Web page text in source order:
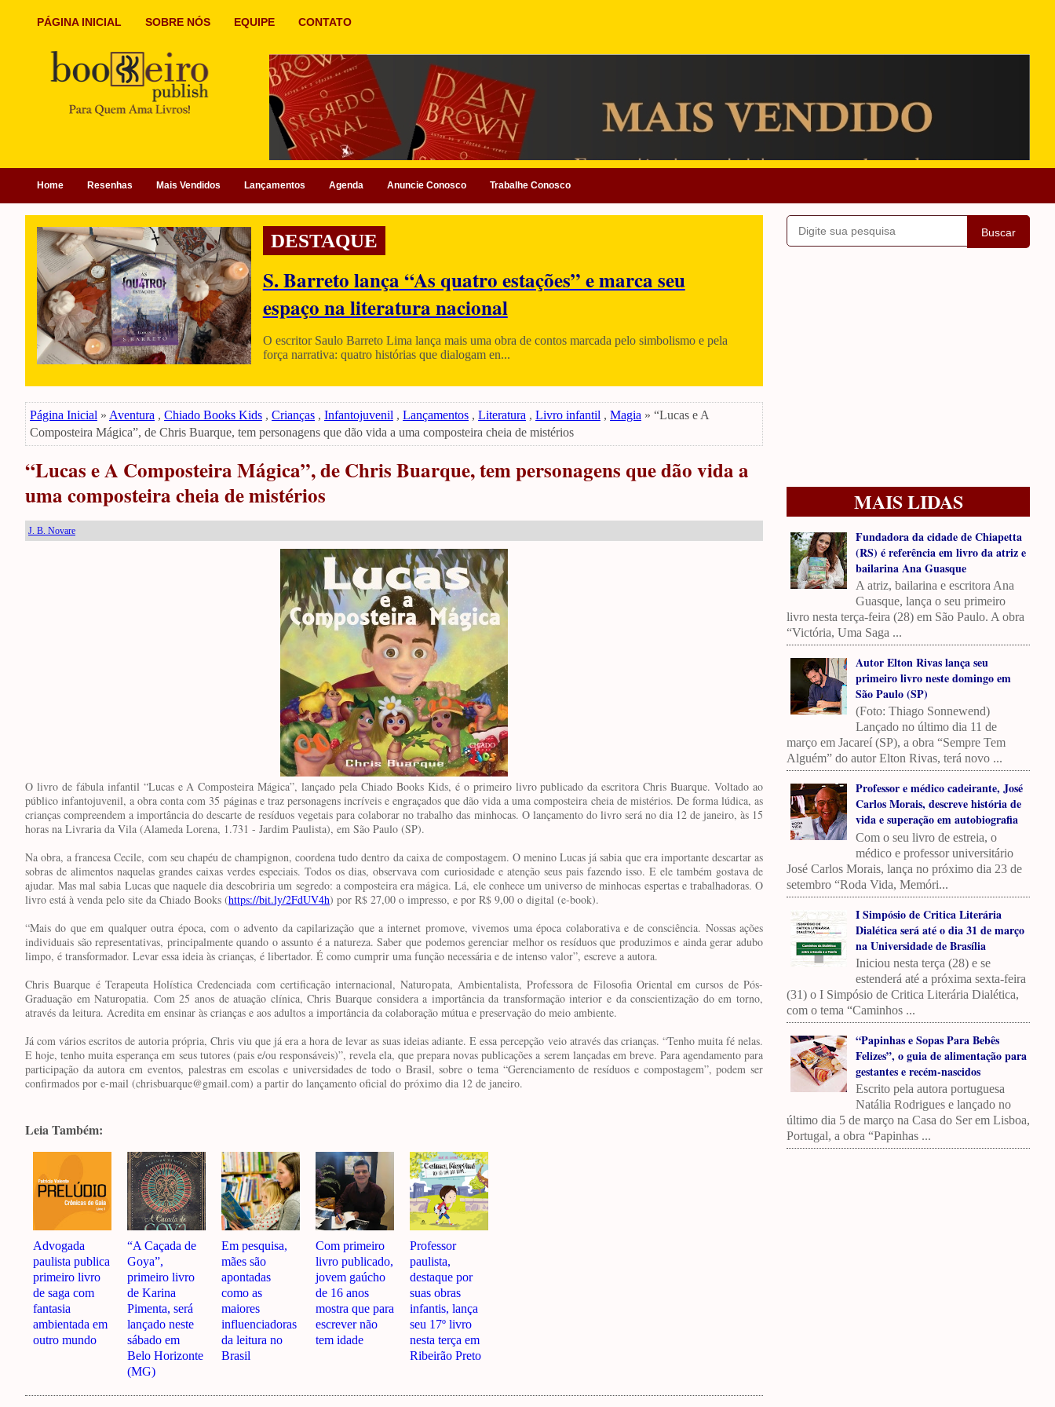
PÁGINA INICIAL SOBRE NÓS EQUIPE CONTATO
Home Resenhas Mais Vendidos Lançamentos Agenda Anuncie Conosco Trabalhe Conosco
DESTAQUE
S. Barreto lança “As quatro estações” e marca seu
espaço na literatura nacional
O escritor Saulo Barreto Lima lança mais uma obra de contos marcada pelo simbolismo e pela
força narrativa: quatro histórias que dialogam en...
Página Inicial » Aventura , Chiado Books Kids , Crianças , Infantojuvenil , Lançamentos , Literatura , Livro infantil , Magia » “Lucas e A
Composteira Mágica”, de Chris Buarque, tem personagens que dão vida a uma composteira cheia de mistérios
“Lucas e A Composteira Mágica”, de Chris Buarque, tem personagens que dão vida a
uma composteira cheia de mistérios
J. B. Novare
O livro de fábula infantil “Lucas e A Composteira Mágica”, lançado pela Chiado Books Kids, é o primeiro livro publicado da escritora Chris Buarque. Voltado ao
público infantojuvenil, a obra conta com 35 páginas e traz personagens incríveis e engraçados que dão vida a uma composteira cheia de mistérios. De forma lúdica, as
crianças compreendem a importância do descarte de resíduos vegetais para colaborar no trabalho das minhocas. O lançamento do livro será no dia 12 de janeiro, às 15
horas na Livraria da Vila (Alameda Lorena, 1.731 - Jardim Paulista), em São Paulo (SP).
Na obra, a francesa Cecile, com seu chapéu de champignon, coordena tudo dentro da caixa de compostagem. O menino Lucas já sabia que era importante descartar as
sobras de alimentos naquelas grandes caixas verdes especiais. Todos os dias, observava com curiosidade e atenção seus pais fazendo isso. E ele também gostava de
ajudar. Mas mal sabia Lucas que naquele dia descobriria um segredo: a composteira era mágica. Lá, ele conhece um universo de minhocas espertas e trabalhadoras. O
livro está à venda pelo site da Chiado Books (https://bit.ly/2FdUV4h) por R$ 27,00 o impresso, e por R$ 9,00 o digital (e-book).
“Mais do que em qualquer outra época, com o advento da capilarização que a internet promove, vivemos uma época colaborativa e de consciência. Nossas ações
individuais são representativas, principalmente quando o assunto é a natureza. Saber que podemos gerenciar melhor os resíduos que produzimos e ainda gerar adubo
limpo, é transformador. Levar essa ideia às crianças, é libertador. É como cumprir uma função necessária e de intenso valor”, escreve a autora.
Chris Buarque é Terapeuta Holística Credenciada com certificação internacional, Naturopata, Ambientalista, Professora de Filosofia Oriental em cursos de Pós-
Graduação em Naturopatia. Com 25 anos de atuação clínica, Chris Buarque considera a importância da transformação interior e da conscientização do em torno,
através da leitura. Acredita em ensinar às crianças e aos adultos a importância da colaboração mútua e preservação do meio ambiente.
Já com vários escritos de autoria própria, Chris viu que já era a hora de levar as suas ideias adiante. E essa percepção veio através das crianças. “Tenho muita fé nelas.
E hoje, tenho muita esperança em seus tutores (pais e/ou responsáveis)”, revela ela, que prepara novas publicações a serem lançadas em breve. Para agendamento para
participação da autora em eventos, palestras em escolas e universidades de todo o Brasil, sobre o tema “Gerenciamento de resíduos e compostagem”, podem ser
confirmados por e-mail (chrisbuarque@gmail.com) a partir do lançamento oficial do próximo dia 12 de janeiro.
Leia Também:
Advogada
paulista publica
primeiro livro
de saga com
fantasia
ambientada em
outro mundo
“A Caçada de
Goya”,
primeiro livro
de Karina
Pimenta, será
lançado neste
sábado em
Belo Horizonte
(MG)
Em pesquisa,
mães são
apontadas
como as
maiores
influenciadoras
da leitura no
Brasil
Com primeiro
livro publicado,
jovem gaúcho
de 16 anos
mostra que para
escrever não
tem idade
Professor
paulista,
destaque por
suas obras
infantis, lança
seu 17º livro
nesta terça em
Ribeirão Preto
Buscar
MAIS LIDAS
Fundadora da cidade de Chiapetta
(RS) é referência em livro da atriz e
bailarina Ana Guasque
A atriz, bailarina e escritora Ana
Guasque, lança o seu primeiro
livro nesta terça-feira (28) em São Paulo. A obra
“Victória, Uma Saga ...
Autor Elton Rivas lança seu
primeiro livro neste domingo em
São Paulo (SP)
(Foto: Thiago Sonnewend)
Lançado no último dia 11 de
março em Jacareí (SP), a obra “Sempre Tem
Alguém” do autor Elton Rivas, terá novo ...
Professor e médico cadeirante, José
Carlos Morais, descreve história de
vida e superação em autobiografia
Com o seu livro de estreia, o
médico e professor universitário
José Carlos Morais, lança no próximo dia 23 de
setembro “Roda Vida, Memóri...
I Simpósio de Critica Literária
Dialética será até o dia 31 de março
na Universidade de Brasília
Iniciou nesta terça (28) e se
estenderá até a próxima sexta-feira
(31) o I Simpósio de Critica Literária Dialética,
com o tema “Caminhos ...
“Papinhas e Sopas Para Bebês
Felizes”, o guia de alimentação para
gestantes e recém-nascidos
Escrito pela autora portuguesa
Natália Rodrigues e lançado no
último dia 5 de março na Casa do Ser em Lisboa,
Portugal, a obra “Papinhas ...